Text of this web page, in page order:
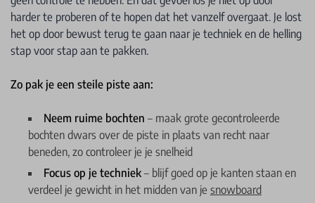
harder te proberen of te hopen dat het vanzelf overgaat. Je lost
het op door bewust terug te gaan naar je techniek en de helling
stap voor stap aan te pakken.
Zo pak je een steile piste aan:
Neem ruime bochten – maak grote gecontroleerde
bochten dwars over de piste in plaats van recht naar
beneden, zo controleer je je snelheid
Focus op je techniek – blijf goed op je kanten staan en
verdeel je gewicht in het midden van je snowboard